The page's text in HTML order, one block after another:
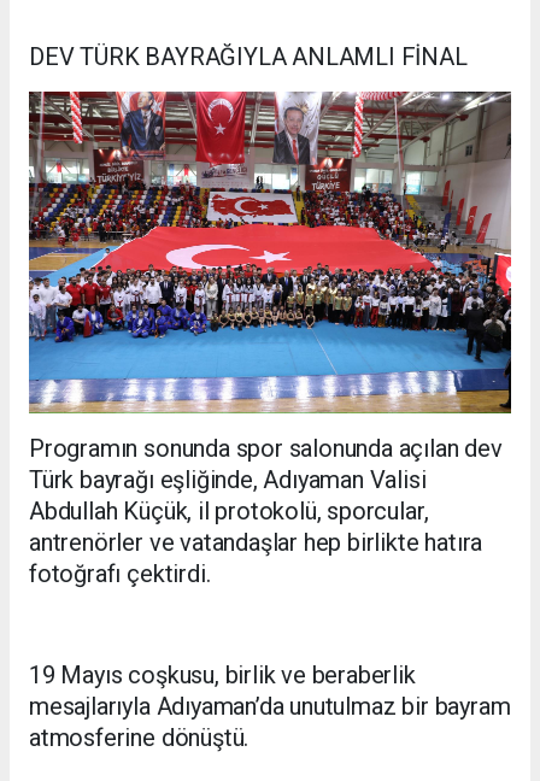
DEV TÜRK BAYRAĞIYLA ANLAMLI FİNAL
Programın sonunda spor salonunda açılan dev
Türk bayrağı eşliğinde, Adıyaman Valisi
Abdullah Küçük, il protokolü, sporcular,
antrenörler ve vatandaşlar hep birlikte hatıra
fotoğrafı çektirdi.
19 Mayıs coşkusu, birlik ve beraberlik
mesajlarıyla Adıyaman’da unutulmaz bir bayram
atmosferine dönüştü.